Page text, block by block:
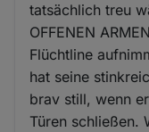
tatsächlich treu
OFFENEN
Flüchtline
hat seine
brav still, wenn
Türen schließen.